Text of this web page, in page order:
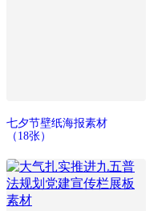
七夕节壁纸海报素材
（18张）